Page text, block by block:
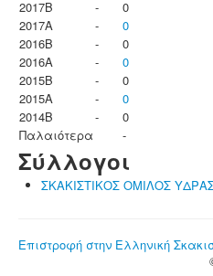
2017B
-
0
2017A
-
0
2016B
-
0
2016A
-
0
2015B
-
0
2015A
-
0
2014B
-
0
Παλαιότερα
-
Σύλλογοι
ΣΚΑΚΙΣΤΙΚΟΣ ΟΜΙΛΟΣ
Επιστροφή στην Ελληνική